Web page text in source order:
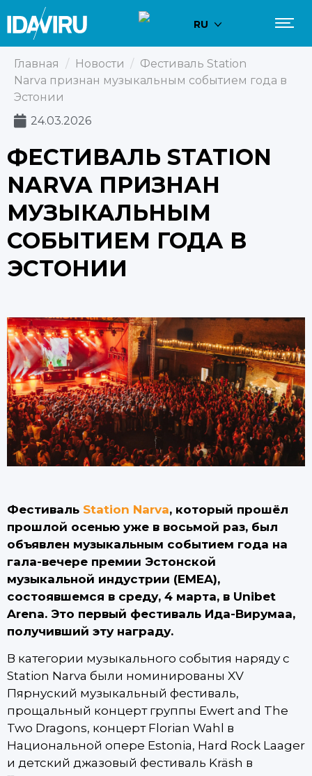
RU
Главная / Новости / Фестиваль Station
Narva признан музыкальным событием года в
Эстонии
24.03.2026
ФЕСТИВАЛЬ STATION
NARVA ПРИЗНАН
МУЗЫКАЛЬНЫМ
СОБЫТИЕМ ГОДА В
ЭСТОНИИ
Фестиваль Station Narva, который прошёл
прошлой осенью уже в восьмой раз, был
объявлен музыкальным событием года на
гала-вечере премии Эстонской
музыкальной индустрии (EMEA),
состоявшемся в среду, 4 марта, в Unibet
Arena. Это первый фестиваль Ида-Вирумаа,
получивший эту награду.
В категории музыкального события наряду с
Station Narva были номинированы XV
Пярнуский музыкальный фестиваль,
прощальный концерт группы Ewert and The
Two Dragons, концерт Florian Wahl в
Национальной опере Estonia, Hard Rock Laager
и детский джазовый фестиваль Kräsh в